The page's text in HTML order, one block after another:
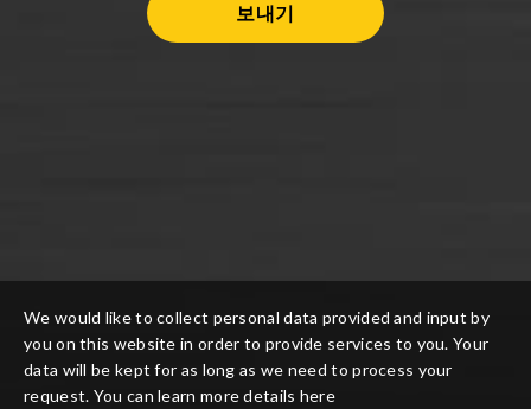
보내기
We would like to collect personal data provided and input by
you on this website in order to provide services to you. Your
data will be kept for as long as we need to process your
request. You can learn more details here